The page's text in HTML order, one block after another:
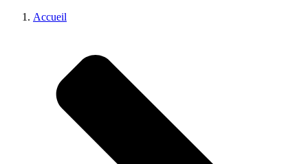
Accueil